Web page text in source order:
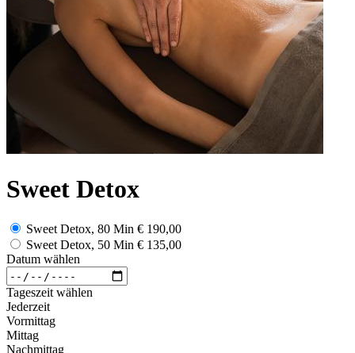
Sweet Detox
Sweet Detox, 80 Min € 190,00
Sweet Detox, 50 Min € 135,00
Datum wählen
Tageszeit wählen
Jederzeit
Vormittag
Mittag
Nachmittag